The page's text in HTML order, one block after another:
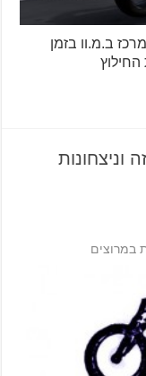
ב.מ.וו בזמן
וניצחונות
במרוצים